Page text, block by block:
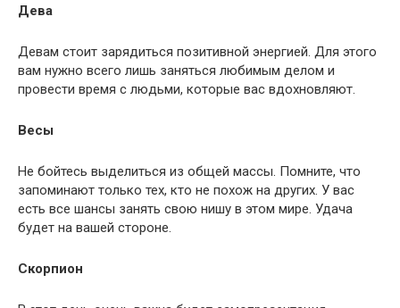
Дева
Девам стоит зарядиться позитивной энергией. Для этого
вам нужно всего лишь заняться любимым делом и
провести время с людьми, которые вас вдохновляют.
Весы
Не бойтесь выделиться из общей массы. Помните, что
запоминают только тех, кто не похож на других. У вас
есть все шансы занять свою нишу в этом мире. Удача
будет на вашей стороне.
Скорпион